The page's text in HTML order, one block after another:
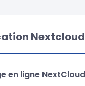
Nextcloud